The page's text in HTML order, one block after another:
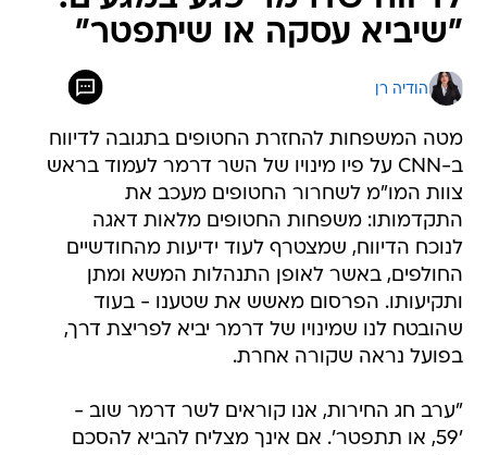
"שיביא עסקה או שיתפטר"
הודיה רן
מטה המשפחות להחזרת החטופים בתגובה לדיווח
ב-CNN על פיו מינויו של השר דרמר לעמוד בראש
צוות המו"מ לשחרור החטופים מעכב את
התקדמותו: משפחות החטופים מלאות דאגה
לנוכח הדיווח, שמצטרף לעוד ידיעות מהחודשיים
החולפים, באשר לאופן התנהלות המשא ומתן
ותקיעותו. הפרסום מאשש את שטענו - בעוד
שהובטח לנו שמינויו של דרמר יביא לפריצת דרך,
בפועל נראה שקורה אחרת.
"ערב חג החירות, אנו קוראים לשר דרמר שוב -
'59, או תתפטר'. אם אינך מצליח להביא להסכם